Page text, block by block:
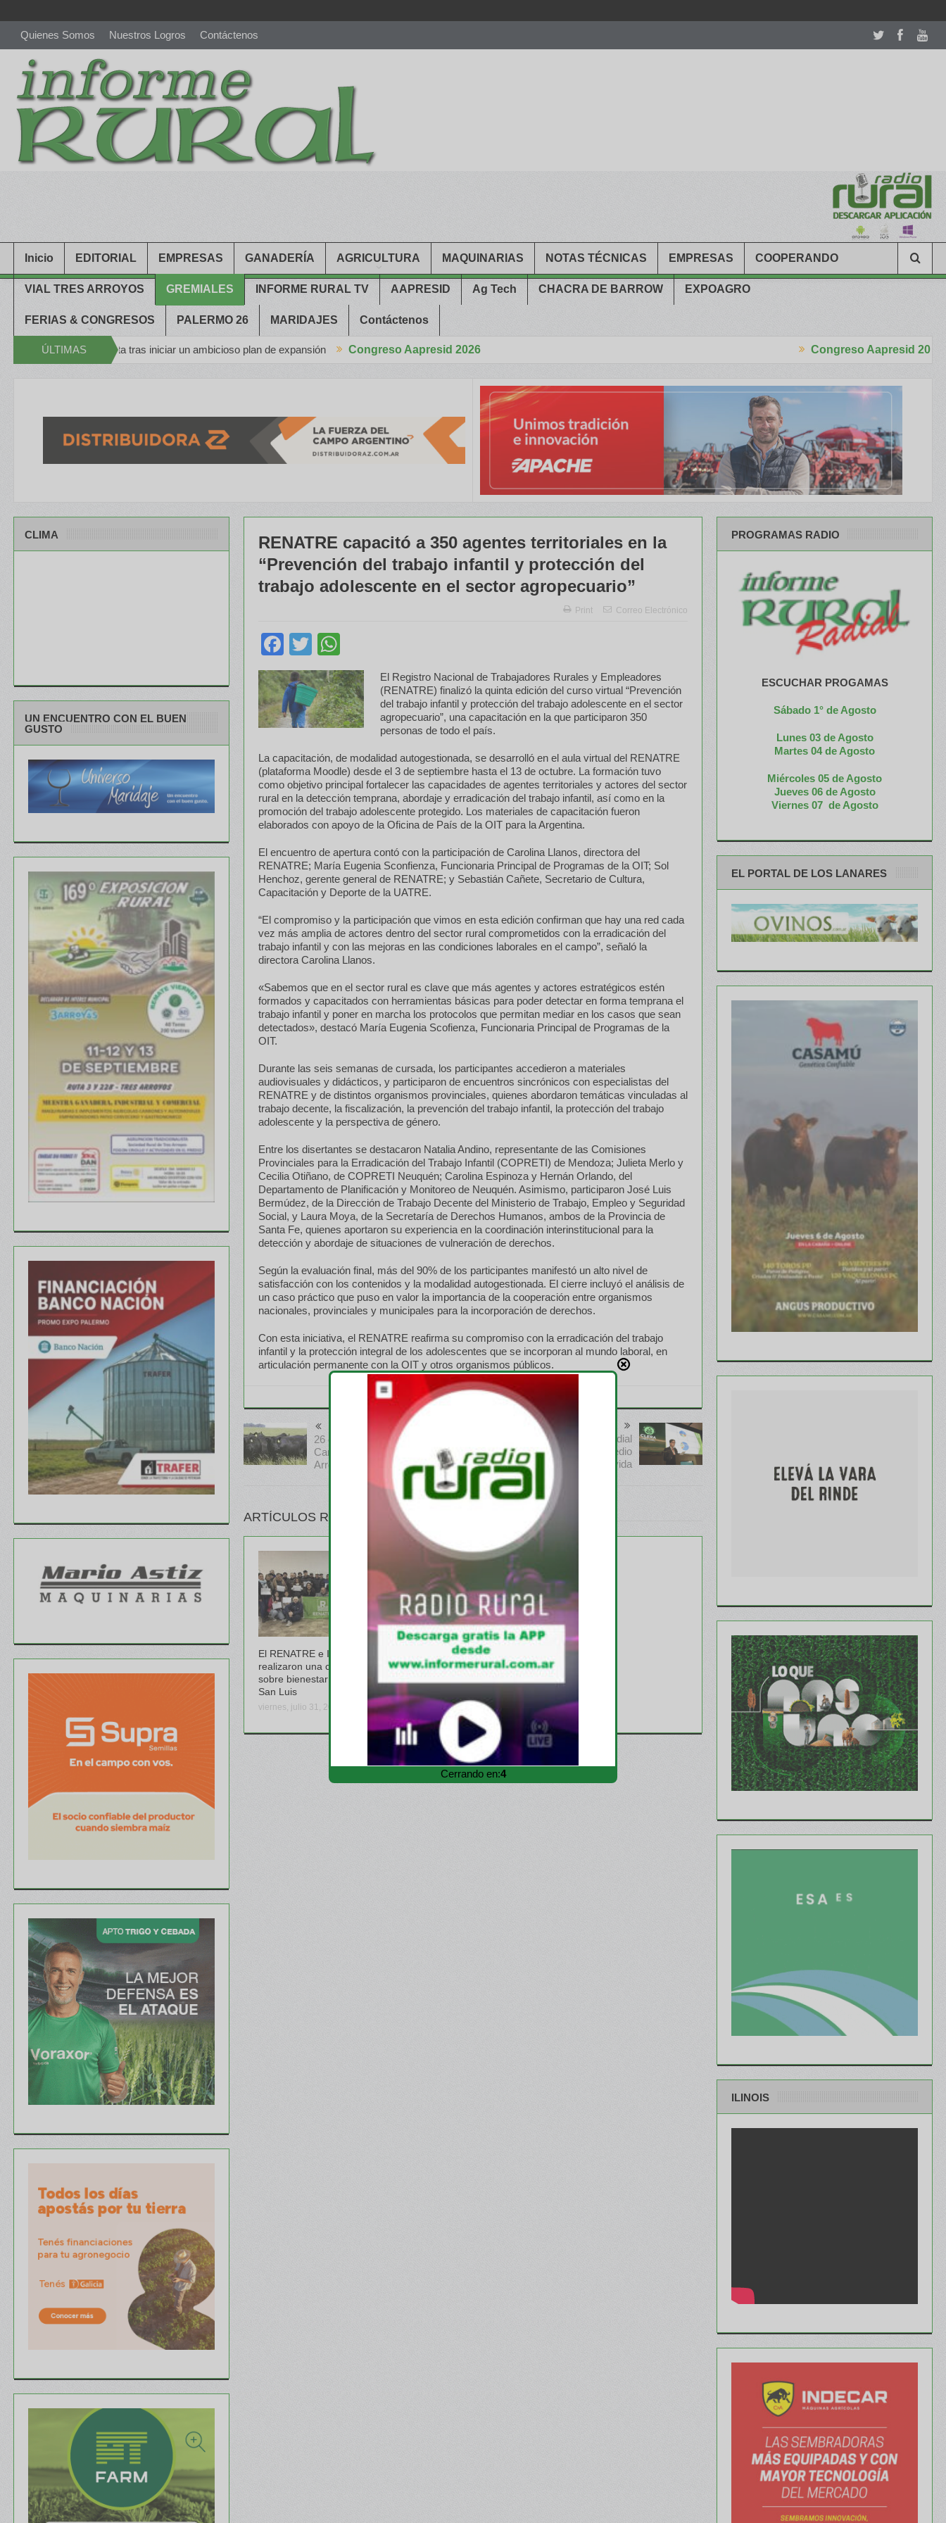
Quienes Somos Nuestros Logros Contáctenos
richardmillereplica is also available with delicate watches for women.patekphilippe.to
Inicio EDITORIAL EMPRESAS GANADERÍA AGRICULTURA MAQUINARIAS NOTAS TÉCNICAS EMPRESAS COOPERANDO
VIAL TRES ARROYOS GREMIALES INFORME RURAL TV AAPRESID Ag Tech CHACRA DE BARROW EXPOAGRO
FERIAS & CONGRESOS PALERMO 26 MARIDAJES Contáctenos
ÚLTIMAS
planta tras iniciar un ambicioso plan de expansión Congreso Aapresid 2026 Congreso Aapresid 2026
RENATRE capacitó a 350 agentes territoriales en la
“Prevención del trabajo infantil y protección del
trabajo adolescente en el sector agropecuario”
Print Correo Electrónico
Facebook
Twitter
El Registro Nacional de Trabajadores Rurales y Empleadores
(RENATRE) finalizó la quinta edición del curso virtual “Prevención
del trabajo infantil y protección del trabajo adolescente en el sector
agropecuario”, una capacitación en la que participaron 350
personas de todo el país.
La capacitación, de modalidad autogestionada, se desarrolló en el aula virtual del RENATRE
(plataforma Moodle) desde el 3 de septiembre hasta el 13 de octubre. La formación tuvo
como objetivo principal fortalecer las capacidades de agentes territoriales y actores del sector
rural en la detección temprana, abordaje y erradicación del trabajo infantil, así como en la
promoción del trabajo adolescente protegido. Los materiales de capacitación fueron
elaborados con apoyo de la Oficina de País de la OIT para la Argentina.
El encuentro de apertura contó con la participación de Carolina Llanos, directora del
RENATRE; María Eugenia Sconfienza, Funcionaria Principal de Programas de la OIT; Sol
Henchoz, gerente general de RENATRE; y Sebastián Cañete, Secretario de Cultura,
Capacitación y Deporte de la UATRE.
“El compromiso y la participación que vimos en esta edición confirman que hay una red cada
vez más amplia de actores dentro del sector rural comprometidos con la erradicación del
trabajo infantil y con las mejoras en las condiciones laborales en el campo”, señaló la
directora Carolina Llanos.
«Sabemos que en el sector rural es clave que más agentes y actores estratégicos estén
formados y capacitados con herramientas básicas para poder detectar en forma temprana el
trabajo infantil y poner en marcha los protocolos que permitan mediar en los casos que sean
detectados», destacó María Eugenia Scofienza, Funcionaria Principal de Programas de la
OIT.
Durante las seis semanas de cursada, los participantes accedieron a materiales
audiovisuales y didácticos, y participaron de encuentros sincrónicos con especialistas del
RENATRE y de distintos organismos provinciales, quienes abordaron temáticas vinculadas al
trabajo decente, la fiscalización, la prevención del trabajo infantil, la protección del trabajo
adolescente y la perspectiva de género.
Entre los disertantes se destacaron Natalia Andino, representante de las Comisiones
Provinciales para la Erradicación del Trabajo Infantil (COPRETI) de Mendoza; Julieta Merlo y
Cecilia Otiñano, de COPRETI Neuquén; Carolina Espinoza y Hernán Orlando, del
Departamento de Planificación y Monitoreo de Neuquén. Asimismo, participaron José Luis
Bermúdez, de la Dirección de Trabajo Decente del Ministerio de Trabajo, Empleo y Seguridad
Social, y Laura Moya, de la Secretaría de Derechos Humanos, ambos de la Provincia de
Santa Fe, quienes aportaron su experiencia en la coordinación interinstitucional para la
detección y abordaje de situaciones de vulneración de derechos.
Según la evaluación final, más del 90% de los participantes manifestó un alto nivel de
satisfacción con los contenidos y la modalidad autogestionada. El cierre incluyó el análisis de
un caso práctico que puso en valor la importancia de la cooperación entre organismos
nacionales, provinciales y municipales para la incorporación de derechos.
Con esta iniciativa, el RENATRE reafirma su compromiso con la erradicación del trabajo
infantil y la protección integral de los adolescentes que se incorporan al mundo laboral, en
articulación permanente con la OIT y otros organismos públicos.
26 de noviembre: Jornada a
Campo del IPCVA en Tres
Arroyos, Buenos Aires
Con un escenario mundial
alentador CLERA celebró medio
siglo de vida
ARTÍCULOS RELATIVOS
El RENATRE e INTA
realizaron una capacitación
sobre bienestar animal en
San Luis
viernes, julio 31, 2026
Voces Rurales” el podcast del
RENATRE que relata la vida y
viernes, julio 10, 2026
CLIMA
UN ENCUENTRO CON EL BUEN
GUSTO
PROGRAMAS RADIO
ESCUCHAR PROGAMAS
Sábado 1° de Agosto
Lunes 03 de Agosto
Martes 04 de Agosto
Miércoles 05 de Agosto
Jueves 06 de Agosto
Viernes 07 de Agosto
EL PORTAL DE LOS LANARES
ILINOIS
Cerrando en:3